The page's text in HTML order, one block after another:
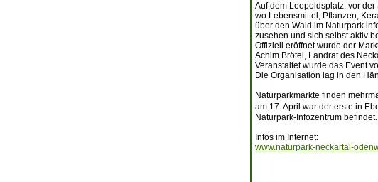
Auf dem Leopoldsplatz, vor
wo Lebensmittel, Pflanzen,
über den Wald im Naturpark
zusehen und sich selbst aktiv
Offiziell eröffnet wurde der
Achim Brötel, Landrat des
Veranstaltet wurde das Event
Die Organisation lag in den
Naturparkmärkte finden
am 17. April war der erste in
Naturpark-Infozentrum
Infos im Internet:
www.naturpark-neckartal-